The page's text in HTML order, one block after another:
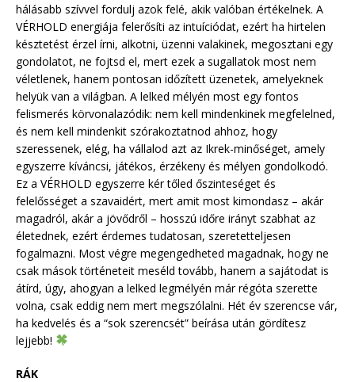
hálásabb szívvel fordulj azok felé, akik valóban értékelnek. A
VÉRHOLD energiája felerősíti az intuíciódat, ezért ha hirtelen
késztetést érzel írni, alkotni, üzenni valakinek, megosztani egy
gondolatot, ne fojtsd el, mert ezek a sugallatok most nem
véletlenek, hanem pontosan időzített üzenetek, amelyeknek
helyük van a világban. A lelked mélyén most egy fontos
felismerés körvonalazódik: nem kell mindenkinek megfelelned,
és nem kell mindenkit szórakoztatnod ahhoz, hogy
szeressenek, elég, ha vállalod azt az Ikrek-minőséget, amely
egyszerre kíváncsi, játékos, érzékeny és mélyen gondolkodó.
Ez a VÉRHOLD egyszerre kér tőled őszinteséget és
felelősséget a szavaidért, mert amit most kimondasz – akár
magadról, akár a jövődről – hosszú időre irányt szabhat az
életednek, ezért érdemes tudatosan, szeretetteljesen
fogalmazni. Most végre megengedheted magadnak, hogy ne
csak mások történeteit meséld tovább, hanem a sajátodat is
átírd, úgy, ahogyan a lelked legmélyén már régóta szerette
volna, csak eddig nem mert megszólalni. Hét év szerencse vár,
ha kedvelés és a “sok szerencsét” beírása után gördítesz
lejjebb!
RÁK